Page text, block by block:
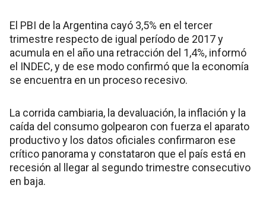
El PBI de la Argentina cayó 3,5% en el tercer
trimestre respecto de igual período de 2017 y
acumula en el año una retracción del 1,4%, informó
el INDEC, y de ese modo confirmó que la economía
se encuentra en un proceso recesivo.
La corrida cambiaria, la devaluación, la inflación y la
caída del consumo golpearon con fuerza el aparato
productivo y los datos oficiales confirmaron ese
crítico panorama y constataron que el país está en
recesión al llegar al segundo trimestre consecutivo
en baja.